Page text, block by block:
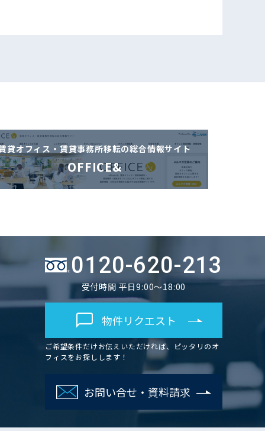
貸オフィス・賃貸事務所移転の総合情報サイト
OFFICE&
0120-620-213
受付時間 平日9:00～18:00
物件リクエスト
ご希望条件だけお伝えいただければ、ピッタリのオ
フィスをお探しします！
お問い合せ・資料請求